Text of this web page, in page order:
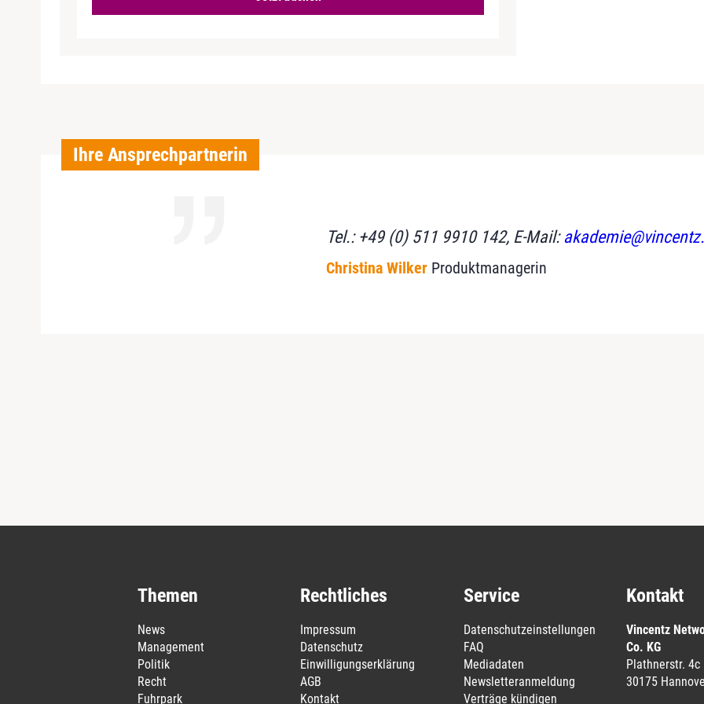
Ihre Ansprechpartnerin
Tel.: +49 (0) 511 9910 142, E-Mail:
Christina Wilker Produktmanagerin
Themen
News
Management
Politik
Recht
Fuhrpark
Rechtliches
Impressum
Datenschutz
Einwilligungserklärung
AGB
Kontakt
Service
Datenschutzeinstellungen
FAQ
Mediadaten
Newsletteranmeldung
Verträge kündigen
Kontakt
Vincentz
Co. KG
Plathnerstr. 4c
30175